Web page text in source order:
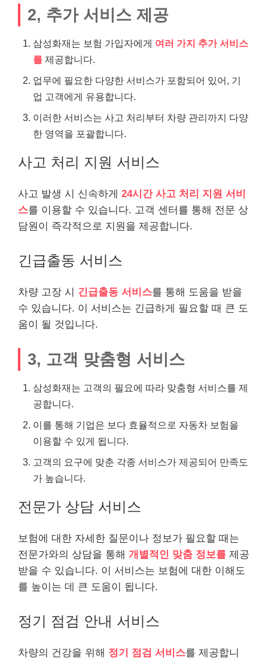
2, 추가 서비스 제공
삼성화재는 보험 가입자에게 여러 가지 추가 서비스
를 제공합니다.
업무에 필요한 다양한 서비스가 포함되어 있어, 기
업 고객에게 유용합니다.
이러한 서비스는 사고 처리부터 차량 관리까지 다양
한 영역을 포괄합니다.
사고 처리 지원 서비스
사고 발생 시 신속하게 24시간 사고 처리 지원 서비
스를 이용할 수 있습니다. 고객 센터를 통해 전문 상
담원이 즉각적으로 지원을 제공합니다.
긴급출동 서비스
차량 고장 시 긴급출동 서비스를 통해 도움을 받을
수 있습니다. 이 서비스는 긴급하게 필요할 때 큰 도
움이 될 것입니다.
3, 고객 맞춤형 서비스
삼성화재는 고객의 필요에 따라 맞춤형 서비스를 제
공합니다.
이를 통해 기업은 보다 효율적으로 자동차 보험을
이용할 수 있게 됩니다.
고객의 요구에 맞춘 각종 서비스가 제공되어 만족도
가 높습니다.
전문가 상담 서비스
보험에 대한 자세한 질문이나 정보가 필요할 때는
전문가와의 상담을 통해 개별적인 맞춤 정보를 제공
받을 수 있습니다. 이 서비스는 보험에 대한 이해도
를 높이는 데 큰 도움이 됩니다.
정기 점검 안내 서비스
차량의 건강을 위해 정기 점검 서비스를 제공합니